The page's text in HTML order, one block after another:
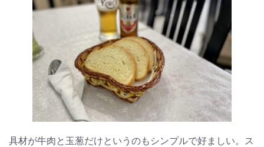
具材が牛肉と玉葱だけというのもシンプルで好ましい。ス